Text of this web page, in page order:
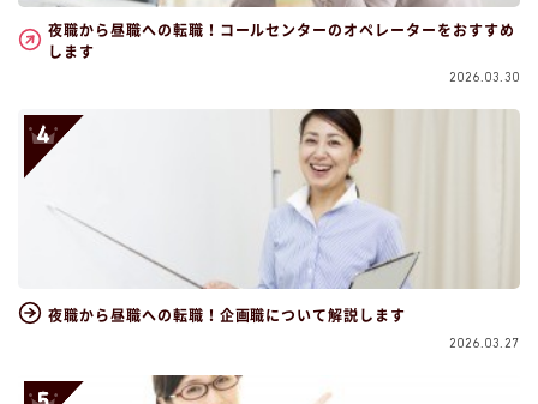
夜職から昼職への転職！コールセンターのオペレーターをおすすめ
します
2026.03.30
夜職から昼職への転職！企画職について解説します
2026.03.27